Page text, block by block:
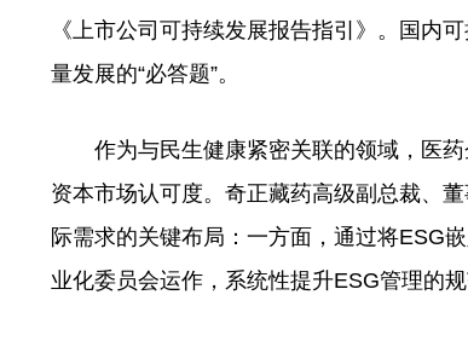
《上市公司可持续发展报告指引》。国内
量发展的“必答题”。
作为与民生健康紧密关联的领域，医药
资本市场认可度。奇正藏药高级副总裁、
际需求的关键布局：一方面，通过将ESG
业化委员会运作，系统性提升ESG管理的